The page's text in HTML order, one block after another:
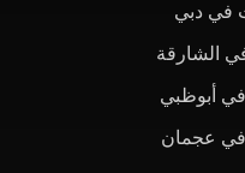
في دبي
الشارقة
أبوظبي
عجمان